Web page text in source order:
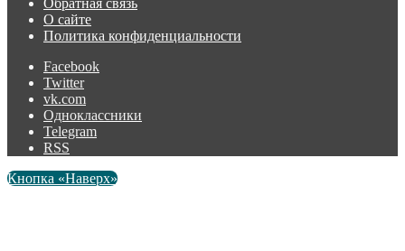
Обратная связь
О сайте
Политика конфиденциальности
Facebook
Twitter
vk.com
Одноклассники
Telegram
RSS
Кнопка «Наверх»